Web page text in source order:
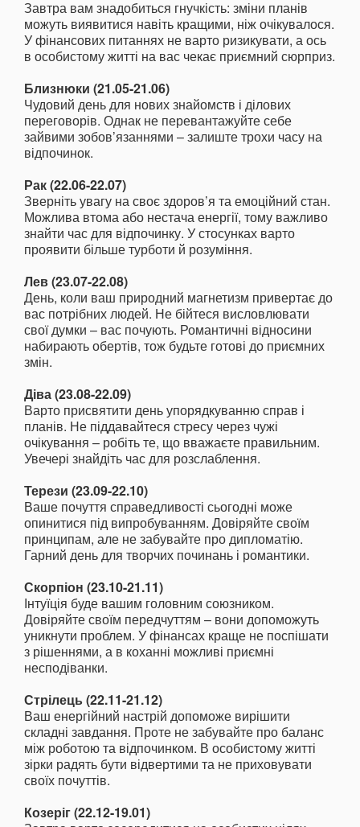
Завтра вам знадобиться гнучкість: зміни планів
можуть виявитися навіть кращими, ніж очікувалося.
У фінансових питаннях не варто ризикувати, а ось
в особистому житті на вас чекає приємний сюрприз.
Близнюки (21.05-21.06)
Чудовий день для нових знайомств і ділових
переговорів. Однак не перевантажуйте себе
зайвими зобов’язаннями – залиште трохи часу на
відпочинок.
Рак (22.06-22.07)
Зверніть увагу на своє здоров’я та емоційний стан.
Можлива втома або нестача енергії, тому важливо
знайти час для відпочинку. У стосунках варто
проявити більше турботи й розуміння.
Лев (23.07-22.08)
День, коли ваш природний магнетизм привертає до
вас потрібних людей. Не бійтеся висловлювати
свої думки – вас почують. Романтичні відносини
набирають обертів, тож будьте готові до приємних
змін.
Діва (23.08-22.09)
Варто присвятити день упорядкуванню справ і
планів. Не піддавайтеся стресу через чужі
очікування – робіть те, що вважаєте правильним.
Увечері знайдіть час для розслаблення.
Терези (23.09-22.10)
Ваше почуття справедливості сьогодні може
опинитися під випробуванням. Довіряйте своїм
принципам, але не забувайте про дипломатію.
Гарний день для творчих починань і романтики.
Скорпіон (23.10-21.11)
Інтуїція буде вашим головним союзником.
Довіряйте своїм передчуттям – вони допоможуть
уникнути проблем. У фінансах краще не поспішати
з рішеннями, а в коханні можливі приємні
несподіванки.
Стрілець (22.11-21.12)
Ваш енергійний настрій допоможе вирішити
складні завдання. Проте не забувайте про баланс
між роботою та відпочинком. В особистому житті
зірки радять бути відвертими та не приховувати
своїх почуттів.
Козеріг (22.12-19.01)